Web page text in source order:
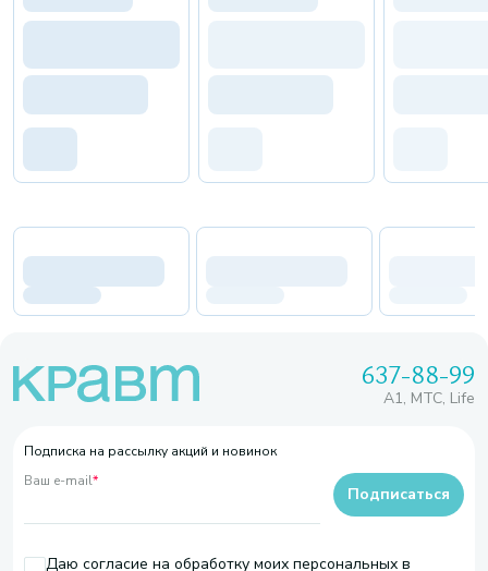
637-88-99
A1, МТС, Life
Подписка на рассылку акций и новинок
Ваш e-mail*
Даю согласие на обработку моих персональных в
Подписаться